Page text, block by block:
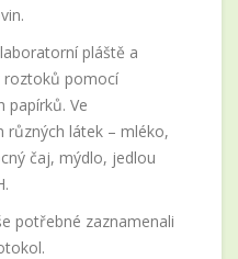
pláště a
roztoků pomocí
papírků. Ve
různých látek – mléko,
čaj, mýdlo, jedlou
potřebné zaznamenali